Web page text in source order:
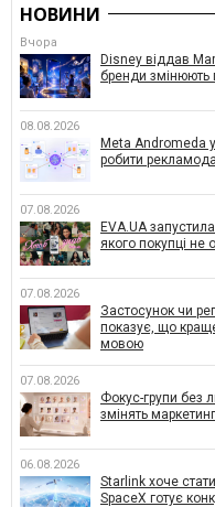
НОВИНИ
Вчора
Disney віддав
бренди змінюють
08.08.2026
Meta Andromeda у
робити
07.08.2026
EVA.UA
якого покупці не
07.08.2026
Застосунок чи
показує, що
мовою
07.08.2026
Фокус-групи без
змінять
06.08.2026
Starlink хоче
SpaceX готує